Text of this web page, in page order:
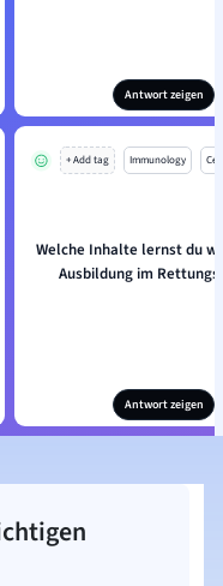
Antwort zeigen
+ Add tag Immunology
Welche Inhalte lernst du
Ausbildung im
Antwort zeigen